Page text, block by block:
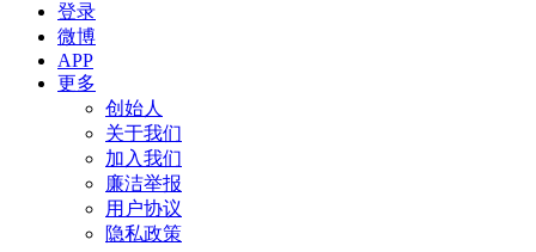
登录
微博
APP
更多
创始人
关于我们
加入我们
廉洁举报
用户协议
隐私政策